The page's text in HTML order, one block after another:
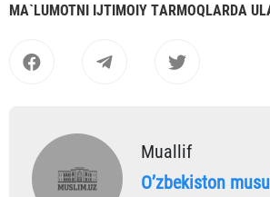
MА`LUMOTNI IJTIMOIY TАRMOQLАRDА
Muallif
Oʼzbekiston